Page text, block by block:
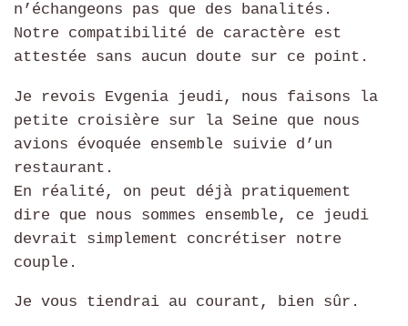
n’échangeons pas que des banalités.
Notre compatibilité de caractère est
attestée sans aucun doute sur ce point.
Je revois Evgenia jeudi, nous faisons la
petite croisière sur la Seine que nous
avions évoquée ensemble suivie d’un
restaurant.
En réalité, on peut déjà pratiquement
dire que nous sommes ensemble, ce jeudi
devrait simplement concrétiser notre
couple.
Je vous tiendrai au courant, bien sûr.